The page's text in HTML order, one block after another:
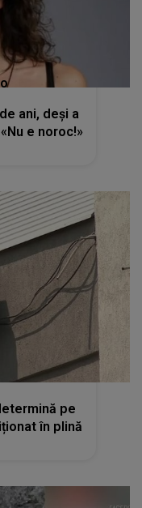
ani, deși a
e noroc!»
pe
în plină